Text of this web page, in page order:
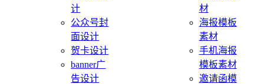
计
公众号封
面设计
贺卡设计
banner广
告设计
材
海报模板
素材
手机海报
模板素材
邀请函模